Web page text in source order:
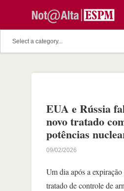
EUA e Rússia
novo tratado
potências
09/02/2026
Um dia após a
tratado de controle de